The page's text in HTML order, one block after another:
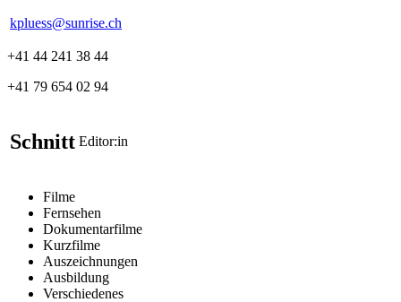
kpluess@sunrise.ch
+41 44 241 38 44
+41 79 654 02 94
Schnitt Editor:in
Filme
Fernsehen
Dokumentarfilme
Kurzfilme
Auszeichnungen
Ausbildung
Verschiedenes